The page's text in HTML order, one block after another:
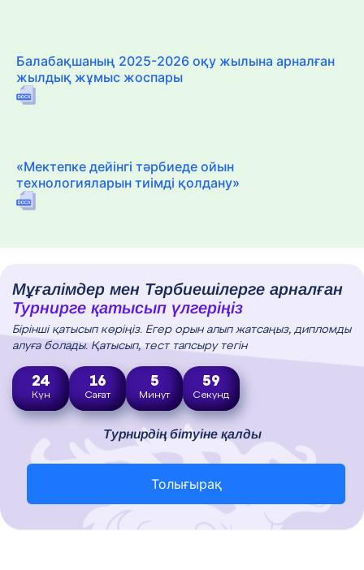
Балабақшаның 2025-2026 оқу жылына арналған
жылдық жұмыс жоспары
«Мектепке дейінгі тәрбиеде ойын
технологияларын тиімді қолдану»
Мұғалімдер мен Тәрбиешілерге арналған
Турнирге қатысып үлгеріңіз
Бірінші қатысып көріңіз. Егер орын алып жатсаңыз, дипломды
алуға болады. Қатысып, тест тапсыру тегін
24
Күн
16
Сағат
5
Минут
58
Секунд
Турнирдің бітуіне қалды
Толығырақ